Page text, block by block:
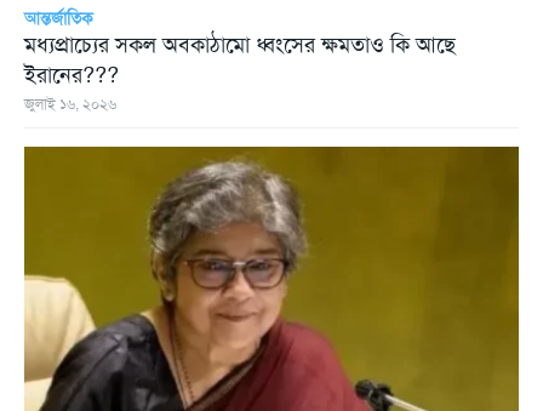
আন্তর্জাতিক
মধ্যপ্রাচ্যের সকল অবকাঠামো ধ্বংসের ক্ষমতাও কি আছে
ইরানের???
জুলাই ১৬, ২০২৬